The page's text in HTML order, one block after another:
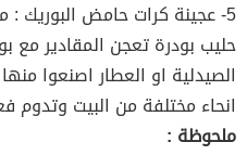
5- عجينة كرات حامض البوريك
حليب بودرة تعجن المقادير مع
الصيدلية او العطار اصنعوا
انحاء مختلفة من البيت وتدوم
ملحوظة :